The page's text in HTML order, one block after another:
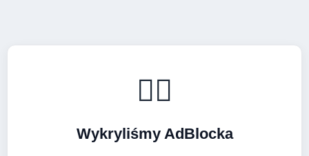
🚴‍♂️
Wykryliśmy AdBlocka